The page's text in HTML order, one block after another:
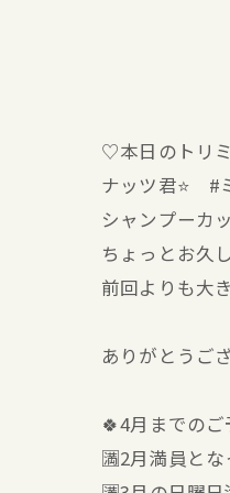
♡本日のトリ
ナッツ君⭐ #
シャンプーカ
ちょっとお久
前回よりも大
ありがとうご
🍀4月までの
🈵2月満員と